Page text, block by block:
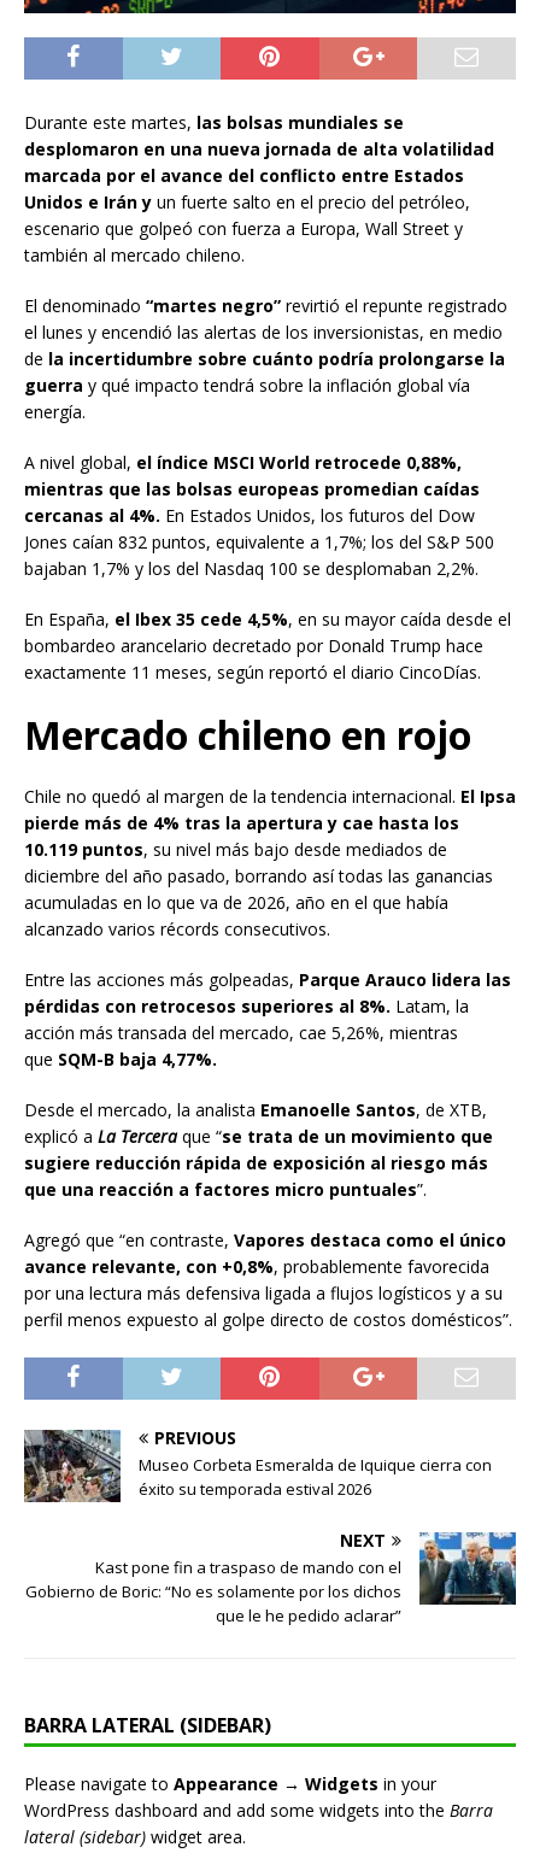
Durante este martes, las bolsas mundiales se
desplomaron en una nueva jornada de alta volatilidad
marcada por el avance del conflicto entre Estados
Unidos e Irán y un fuerte salto en el precio del petróleo,
escenario que golpeó con fuerza a Europa, Wall Street y
también al mercado chileno.
El denominado “martes negro” revirtió el repunte registrado
el lunes y encendió las alertas de los inversionistas, en medio
de la incertidumbre sobre cuánto podría prolongarse la
guerra y qué impacto tendrá sobre la inflación global vía
energía.
A nivel global, el índice MSCI World retrocede 0,88%,
mientras que las bolsas europeas promedian caídas
cercanas al 4%. En Estados Unidos, los futuros del Dow
Jones caían 832 puntos, equivalente a 1,7%; los del S&P 500
bajaban 1,7% y los del Nasdaq 100 se desplomaban 2,2%.
En España, el Ibex 35 cede 4,5%, en su mayor caída desde el
bombardeo arancelario decretado por Donald Trump hace
exactamente 11 meses, según reportó el diario CincoDías.
Mercado chileno en rojo
Chile no quedó al margen de la tendencia internacional. El Ipsa
pierde más de 4% tras la apertura y cae hasta los
10.119 puntos, su nivel más bajo desde mediados de
diciembre del año pasado, borrando así todas las ganancias
acumuladas en lo que va de 2026, año en el que había
alcanzado varios récords consecutivos.
Entre las acciones más golpeadas, Parque Arauco lidera las
pérdidas con retrocesos superiores al 8%. Latam, la
acción más transada del mercado, cae 5,26%, mientras
que SQM-B baja 4,77%.
Desde el mercado, la analista Emanoelle Santos, de XTB,
explicó a La Terceraque “se trata de un movimiento que
sugiere reducción rápida de exposición al riesgo más
que una reacción a factores micro puntuales”.
Agregó que “en contraste, Vapores destaca como el único
avance relevante, con +0,8%, probablemente favorecida
por una lectura más defensiva ligada a flujos logísticos y a su
perfil menos expuesto al golpe directo de costos domésticos”.
PREVIOUS
Museo Corbeta Esmeralda de Iquique cierra con
éxito su temporada estival 2026
NEXT
Kast pone fin a traspaso de mando con el
Gobierno de Boric: “No es solamente por los dichos
que le he pedido aclarar”
BARRA LATERAL (SIDEBAR)
Please navigate to Appearance → Widgets in your
WordPress dashboard and add some widgets into the Barra
lateral (sidebar) widget area.